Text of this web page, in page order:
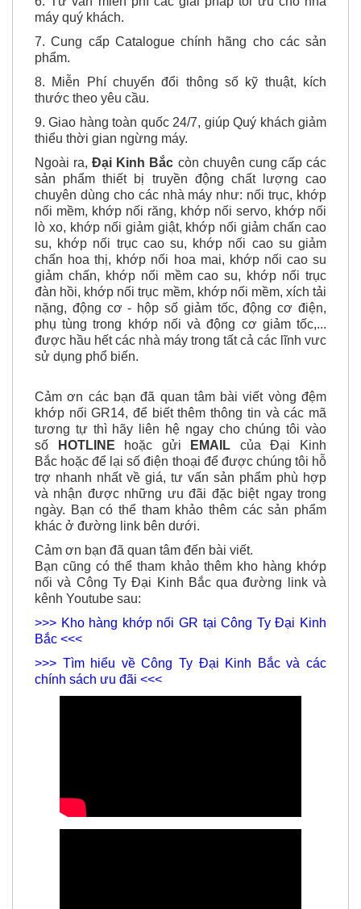
máy quý khách.
7. Cung cấp Catalogue chính hãng cho các sản
phẩm.
8. Miễn Phí chuyển đổi thông số kỹ thuật, kích
thước theo yêu cầu.
9. Giao hàng toàn quốc 24/7, giúp Quý khách giảm
thiểu thời gian ngừng máy.
Ngoài ra,Đại Kinh Bắc còn chuyên cung cấp các
sản phẩm thiết bị truyền động chất lượng cao
chuyên dùng cho các nhà máy như: nối trục, khớp
nối mềm, khớp nối răng, khớp nối servo, khớp nối
lò xo, khớp nối giảm giật, khớp nối giảm chấn cao
su, khớp nối trục cao su, khớp nối cao su giảm
chấn hoa thị, khớp nối hoa mai, khớp nối cao su
giảm chấn, khớp nối mềm cao su, khớp nối trục
đàn hồi, khớp nối trục mềm, khớp nối mềm, xích tải
nặng, động cơ - hộp số giảm tốc, động cơ điện,
phụ tùng trong khớp nối và động cơ giảm tốc,...
được hầu hết các nhà máy trong tất cả các lĩnh vưc
sử dụng phổ biến.
Cảm ơn các bạn đã quan tâm bài viết vòng đệm
khớp nối GR14, để biết thêm thông tin và các mã
tương tự thì hãy liên hệ ngay cho chúng tôi vào
số
HOTLINE hoặc gửi EMAIL của Đại Kinh
Bắc hoặc để lại số điện thoại để được chúng tôi hỗ
trợ nhanh nhất về giá, tư vấn sản phẩm phù hợp
và nhận được những ưu đãi đặc biệt ngay trong
ngày. Bạn có thể tham khảo thêm các sản phẩm
khác ở đường link bên dưới.
Cảm ơn bạn đã quan tâm đến bài viết.
Bạn cũng có thể tham khảo thêm kho hàng khớp
nối và Công Ty Đại Kinh Bắc qua đường link và
kênh Youtube sau:
>>> Kho hàng khớp nối GR tại Công Ty Đại Kinh
Bắc <<<
>>> Tìm hiểu về Công Ty Đại Kinh Bắc và các
chính sách ưu đãi <<<